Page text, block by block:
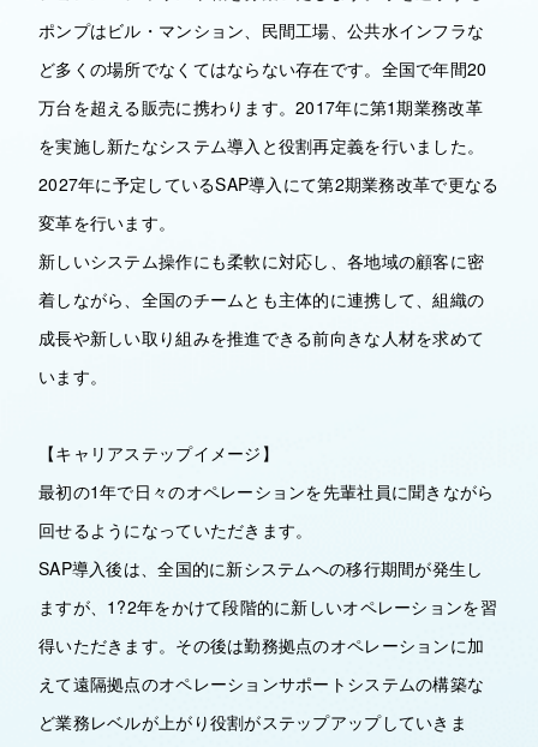
ポンプはビル・マンション、民間工場、公共水インフラな
ど多くの場所でなくてはならない存在です。全国で年間20
万台を超える販売に携わります。2017年に第1期業務改革
を実施し新たなシステム導入と役割再定義を行いました。
2027年に予定しているSAP導入にて第2期業務改革で更なる
変革を行います。
新しいシステム操作にも柔軟に対応し、各地域の顧客に密
着しながら、全国のチームとも主体的に連携して、組織の
成長や新しい取り組みを推進できる前向きな人材を求めて
います。
【キャリアステップイメージ】
最初の1年で日々のオペレーションを先輩社員に聞きながら
回せるようになっていただきます。
SAP導入後は、全国的に新システムへの移行期間が発生し
ますが、1?2年をかけて段階的に新しいオペレーションを習
得いただきます。その後は勤務拠点のオペレーションに加
えて遠隔拠点のオペレーションサポートシステムの構築な
ど業務レベルが上がり役割がステップアップしていきま